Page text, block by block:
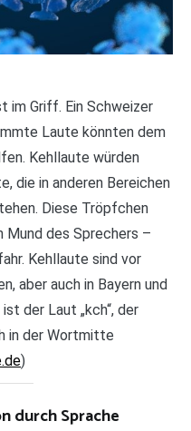
im Griff. Ein Schweizer
Laute könnten dem
Kehllaute würden
die in anderen Bereichen
Diese Tröpfchen
Mund des Sprechers –
Kehllaute sind vor
aber auch in Bayern und
der Laut „kch“, der
in der Wortmitte
)
durch Sprache